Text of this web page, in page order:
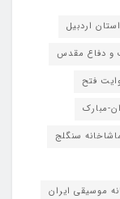
اردبیل
و دفاع مقدس
فتح
مبارک
سنگلج
موسیقی ایران